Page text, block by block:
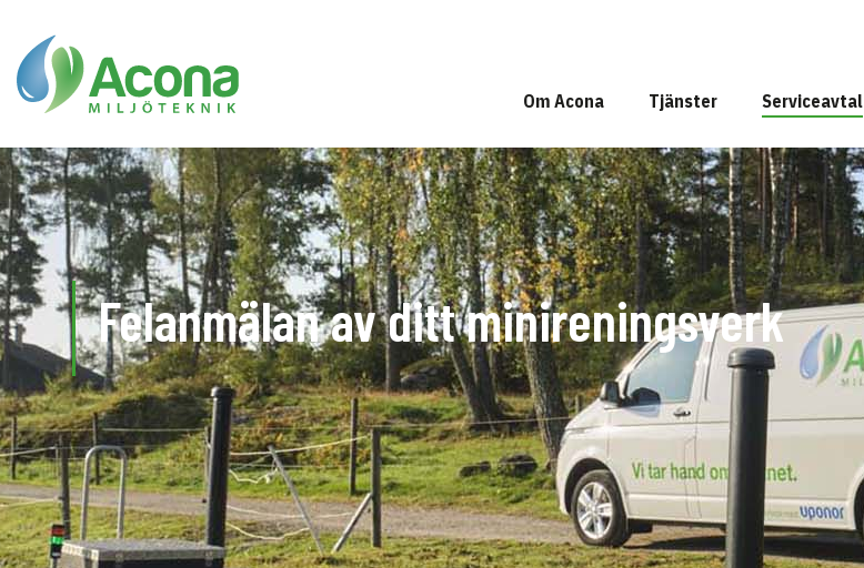
Om Acona Tjänster Serviceavtal
Felanmälan av ditt minireningsverk